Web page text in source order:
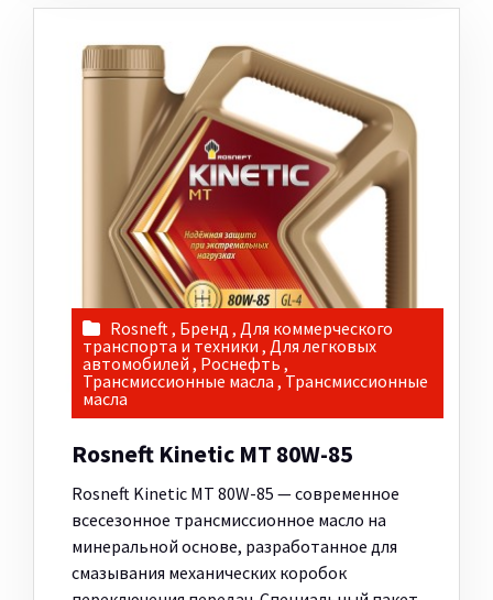
Rosneft, Бренд , Для коммерческого
транспорта и техники , Для легковых
автомобилей , Роснефть ,
Трансмиссионные масла , Трансмиссионные
масла
Rosneft Kinetic MT 80W-85
Rosneft Kinetic MT 80W-85 — современное
всесезонное трансмиссионное масло на
минеральной основе, разработанное для
смазывания механических коробок